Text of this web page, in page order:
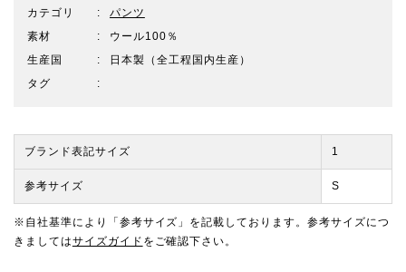
カテゴリ
パンツ
素材
ウール100％
生産国
日本製（全工程国内生産）
タグ
ブランド表記サイズ 1
参考サイズ S
※自社基準により「参考サイズ」を記載しております。参考サイズにつ
きましてはサイズガイド をご確認下さい。